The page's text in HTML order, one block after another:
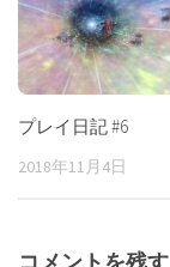
プレイ日記 #6
2018年11月4日